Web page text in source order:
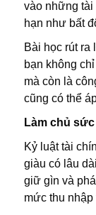
vào những tài
hạn như bất
Bài học rút ra
bạn không
mà còn là
cũng có thể
Làm chủ
Kỷ luật tài
giàu có lâu
giữ gìn và
mức thu nhập